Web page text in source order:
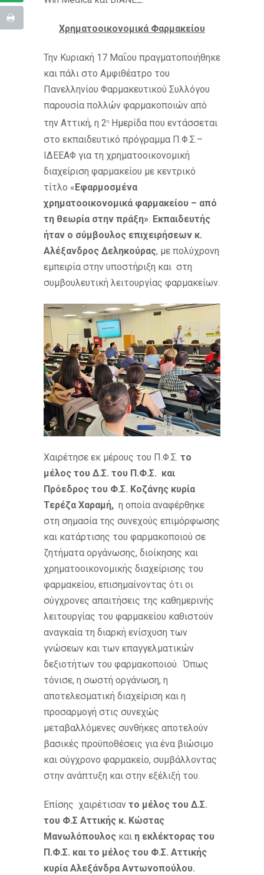
Χρηματοοικονομικά Φαρμακείου
Την Κυριακή 17 Μαΐου πραγματοποιήθηκε
και πάλι στο Αμφιθέατρο του
Πανελληνίου Φαρμακευτικού Συλλόγου
παρουσία πολλών φαρμακοποιών από
την Αττική, η 2η
Ημερίδα που εντάσσεται
στο εκπαιδευτικό πρόγραμμα Π.Φ.Σ.–
ΙΔΕΕΑΦ για τη χρηματοοικονομική
διαχείριση φαρμακείου με κεντρικό
τίτλο «Εφαρμοσμένα
χρηματοοικονομικά φαρμακείου – από
τη θεωρία στην πράξη» Εκπαιδευτής
ήταν ο σύμβουλος επιχειρήσεων κ.
Αλέξανδρος Δεληκούρας, με πολύχρονη
εμπειρία στην υποστήριξη και στη
συμβουλευτική λειτουργίας φαρμακείων.
Χαιρέτησε εκ μέρους του Π.Φ.Σ. το
μέλος του Δ.Σ. του Π.Φ.Σ. και
Πρόεδρος του Φ.Σ. Κοζάνης κυρία
Τερέζα Χαραμή, η οποία αναφέρθηκε
στη σημασία της συνεχούς επιμόρφωσης
και κατάρτισης του φαρμακοποιού σε
ζητήματα οργάνωσης, διοίκησης και
χρηματοοικονομικής διαχείρισης του
φαρμακείου, επισημαίνοντας ότι οι
σύγχρονες απαιτήσεις της καθημερινής
λειτουργίας του φαρμακείου καθιστούν
αναγκαία τη διαρκή ενίσχυση των
γνώσεων και των επαγγελματικών
δεξιοτήτων του φαρμακοποιού. Όπως
τόνισε, η σωστή οργάνωση, η
αποτελεσματική διαχείριση και η
προσαρμογή στις συνεχώς
μεταβαλλόμενες συνθήκες αποτελούν
βασικές προϋποθέσεις για ένα βιώσιμο
και σύγχρονο φαρμακείο, συμβάλλοντας
στην ανάπτυξη και στην εξέλιξή του.
Επίσης χαιρέτισαν το μέλος του Δ.Σ.
του Φ.Σ Αττικής κ. Κώστας
Μανωλόπουλος και η εκλέκτορας του
Π.Φ.Σ. και το μέλος του Φ.Σ. Αττικής
κυρία Αλεξάνδρα Αντωνοπούλου.